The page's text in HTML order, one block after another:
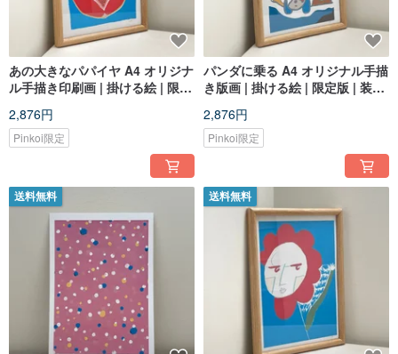
あの大きなパパイヤ A4 オリジナ
ル手描き印刷画 | 掛ける絵 | 限定
2,876円
Pinkoi限定
パンダに乗る A4 オリジナル手描
き版画 | 掛ける絵 | 限定版 | 装飾
2,876円
Pinkoi限定
送料無料 送料無料